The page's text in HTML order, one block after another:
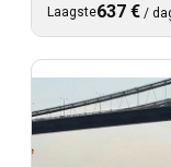
Laagste637 € /